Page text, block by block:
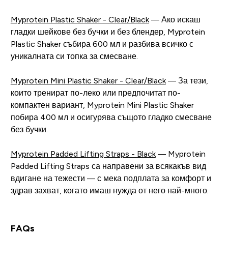
Myprotein Plastic Shaker - Clear/Black— Ако искаш
гладки шейкове без бучки и без блендер, Myprotein
Plastic Shaker събира 600 мл и разбива всичко с
уникалната си топка за смесване.
Myprotein Mini Plastic Shaker - Clear/Black— За тези,
които тренират по-леко или предпочитат по-
компактен вариант, Myprotein Mini Plastic Shaker
побира 400 мл и осигурява същото гладко смесване
без бучки.
Myprotein Padded Lifting Straps - Black— Myprotein
Padded Lifting Straps са направени за всякакъв вид
вдигане на тежести — с мека подплата за комфорт и
здрав захват, когато имаш нужда от него най-много.
FAQs